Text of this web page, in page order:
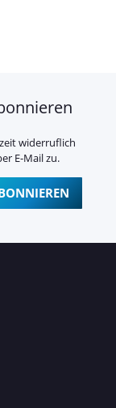
widerruflich
E-Mail zu.